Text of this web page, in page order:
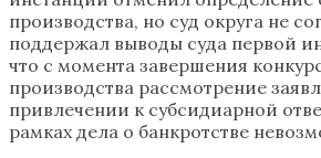
производства, но суд округа не
поддержал выводы суда первой
что с момента завершения
производства рассмотрение
привлечении к субсидиарной
рамках дела о банкротстве